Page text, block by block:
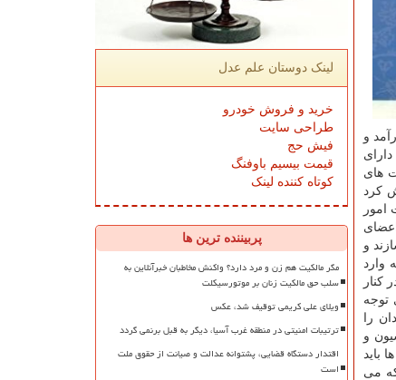
و
خصوصیت های
کرد
امور
و
وارد
کنار
توجه
را
و
باید
می
لینک دوستان علم عدل
خرید و فروش خودرو
طراحی سایت
فیش حج
قیمت بیسیم باوفنگ
کوتاه کننده لینک
پربیننده ترین ها
مگر مالکیت هم زن و مرد دارد؟ واکنش مخاطبان خبرآنلاین به
سلب حق مالکیت زنان بر موتورسیکلت
ویلای علی کریمی توقیف شد، عکس
ترتیبات امنیتی در منطقه غرب آسیا، دیگر به قبل برنمی گردد
اقتدار دستگاه قضایی، پشتوانه عدالت و صیانت از حقوق ملت
است